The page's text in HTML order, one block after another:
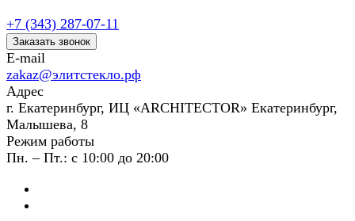
+7 (343) 287-07-11
Заказать звонок
E-mail
zakaz@элитстекло.рф
Адрес
г. Екатеринбург, ИЦ «ARCHITECTOR» Екатеринбург,
Малышева, 8
Режим работы
Пн. – Пт.: с 10:00 до 20:00